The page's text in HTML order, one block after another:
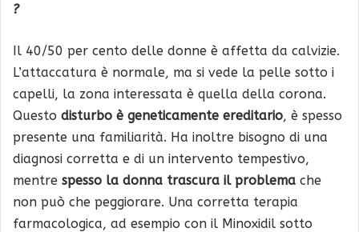
?
Il 40/50 per cento delle donne è affetta da calvizie.
L’attaccatura è normale, ma si vede la pelle sotto i
capelli, la zona interessata è quella della corona.
Questo disturbo è geneticamente ereditario, è spesso
presente una familiarità. Ha inoltre bisogno di una
diagnosi corretta e di un intervento tempestivo,
mentre spesso la donna trascura il problema che
non può che peggiorare. Una corretta terapia
farmacologica, ad esempio con il Minoxidil sotto